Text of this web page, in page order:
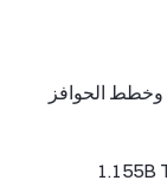
وخطط الحوافز